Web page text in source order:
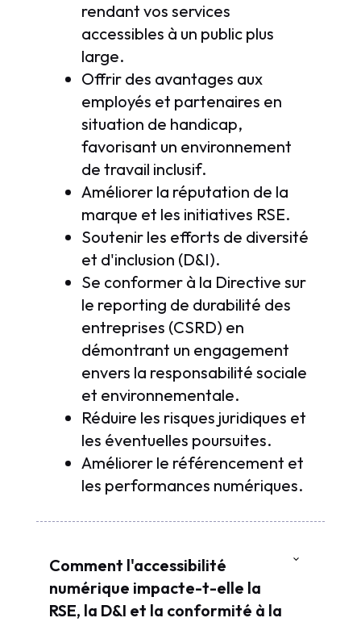
rendant vos services
accessibles à un public plus
large.
Offrir des avantages aux
employés et partenaires en
situation de handicap,
favorisant un environnement
de travail inclusif.
Améliorer la réputation de la
marque et les initiatives RSE.
Soutenir les efforts de diversité
et d'inclusion (D&I).
Se conformer à la Directive sur
le reporting de durabilité des
entreprises (CSRD) en
démontrant un engagement
envers la responsabilité sociale
et environnementale.
Réduire les risques juridiques et
les éventuelles poursuites.
Améliorer le référencement et
les performances numériques.
Comment l'accessibilité
numérique impacte-t-elle la
RSE, la D&I et la conformité à la